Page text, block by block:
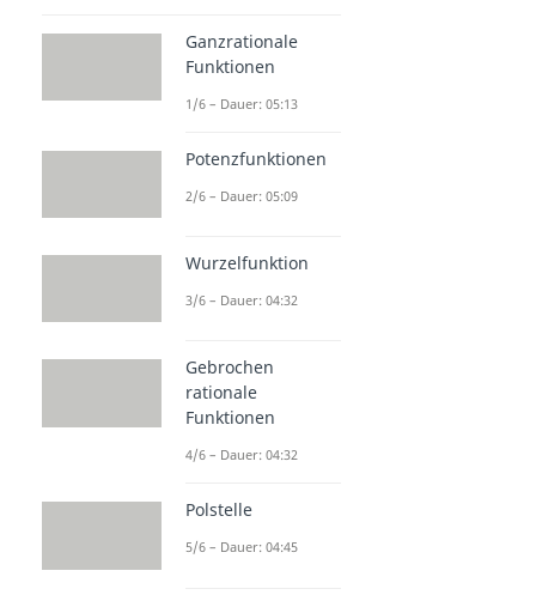
Ganzrationale
Funktionen
1/6 – Dauer: 05:13
Potenzfunktionen
2/6 – Dauer: 05:09
Wurzelfunktion
3/6 – Dauer: 04:32
Gebrochen
rationale
Funktionen
4/6 – Dauer: 04:32
Polstelle
5/6 – Dauer: 04:45